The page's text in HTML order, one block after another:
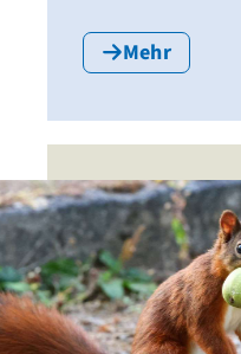
Mehr